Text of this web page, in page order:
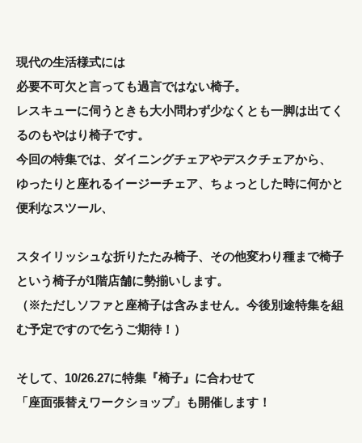
現代の生活様式には
必要不可欠と言っても過言ではない椅子。
レスキューに伺うときも大小問わず少なくとも一脚は出てく
るのもやはり椅子です。
今回の特集では、ダイニングチェアやデスクチェアから、
ゆったりと座れるイージーチェア、ちょっとした時に何かと
便利なスツール、
スタイリッシュな折りたたみ椅子、その他変わり種まで椅子
という椅子が1階店舗に勢揃いします。
（※ただしソファと座椅子は含みません。今後別途特集を組
む予定ですので乞うご期待！）
そして、10/26.27に特集『椅子』に合わせて
「座面張替えワークショップ」も開催します！